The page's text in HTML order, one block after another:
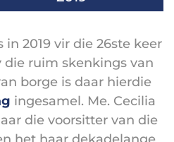
in 2019 vir die 26ste keer
die ruim skenkings van
borge is daar hierdie
ingesamel. Me. Cecilia
die voorsitter van die